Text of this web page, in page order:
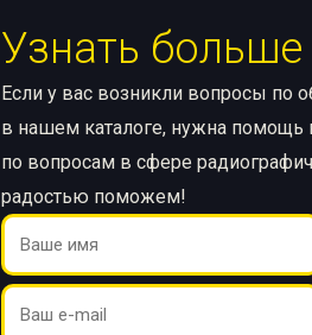
Узнать больше
Если у вас возникли вопросы по
в нашем каталоге, нужна помощь
по вопросам в сфере
радостью поможем!